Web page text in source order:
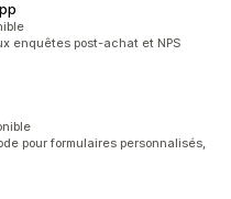
enquêtes post-achat et NPS
pour formulaires personnalisés,